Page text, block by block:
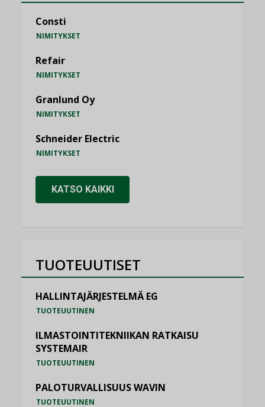
Consti
NIMITYKSET
Refair
NIMITYKSET
Granlund Oy
NIMITYKSET
Schneider Electric
NIMITYKSET
KATSO KAIKKI
TUOTEUUTISET
HALLINTAJÄRJESTELMÄ EG
TUOTEUUTINEN
ILMASTOINTITEKNIIKAN RATKAISU
SYSTEMAIR
TUOTEUUTINEN
PALOTURVALLISUUS WAVIN
TUOTEUUTINEN